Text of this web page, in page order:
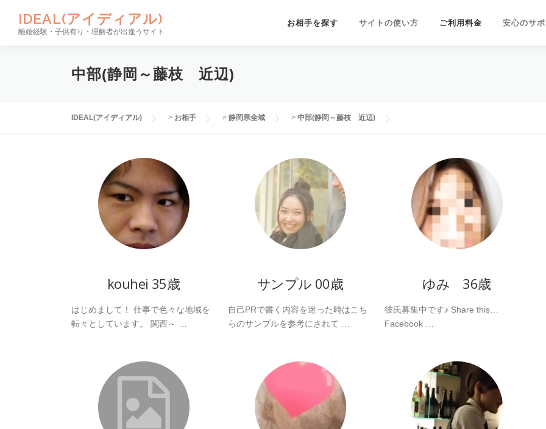
IDEAL(アイディアル)
離婚経験・子供有り・理解者が出逢うサイト
お相手を探す サイトの使い方 ご利用料金 安心のサ
中部(静岡～藤枝 近辺)
IDEAL(アイディアル) > お相手 > 静岡県全域 > 中部(静岡～藤枝 近辺)
kouhei 35歳
はじめまして！ 仕事で色々な地域を
転々としています。 関西～ …
サンプル 00歳
自己PRで書く内容を迷った時はこち
らのサンプルを参考にされて …
ゆみ 36歳
彼氏募集中です♪ Share this…
Facebook …